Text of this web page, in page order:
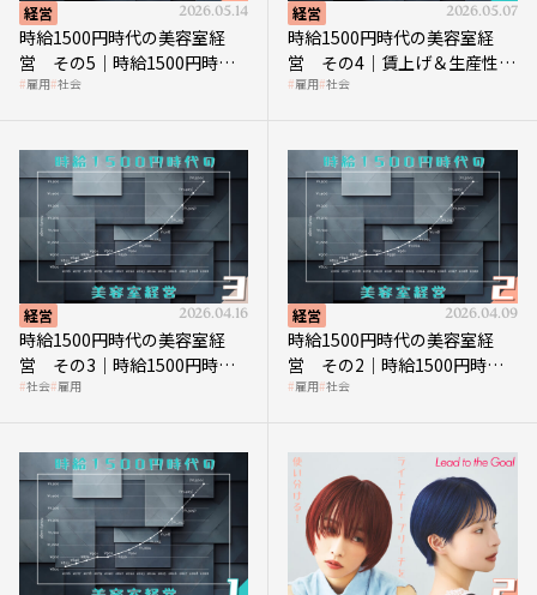
経営 2026.05.14
時給1500円時代の美容室経
営 その5｜時給1500円時代
の到来は美容業の収益構造を
雇用 社会
経営 2026.05.07
時給1500円時代の美容室経
営 その4｜賃上げ＆生産性向
上につなげる賢い助成金活用
雇用 社会
経営 2026.04.16
時給1500円時代の美容室経
営 その3｜時給1500円時
代、美容業はどのような影響
社会 雇用
経営 2026.04.09
時給1500円時代の美容室経
営 その2｜時給1500円時代
に支払う給与はいくらなのか
雇用 社会